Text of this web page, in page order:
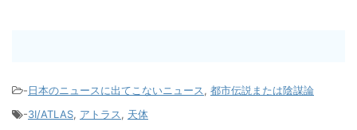
-日本のニュースに出てこないニュース, 都市伝説または陰謀論
-3I/ATLAS, アトラス, 天体